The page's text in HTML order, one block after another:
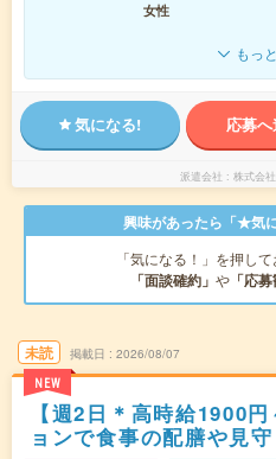
女性
もっ
気になる! 応募
派遣会社 株式会
興味があったら「★気
「気になる！」を押し
「面談確約」 や 「応
未読
NEW
掲載日 2026/08/07
【週2日＊高時給1900
ョンで食事の配膳や見